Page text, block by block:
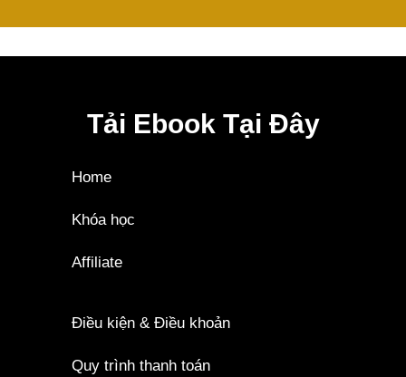
Tải Ebook Tại Đây
Home
Khóa học
Affiliate
Điều kiện & Điều khoản
Quy trình thanh toán